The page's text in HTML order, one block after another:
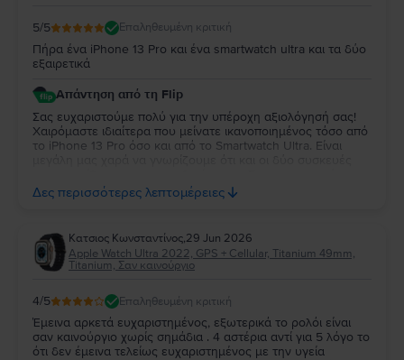
5/5 Επαληθευμένη κριτική
Πήρα ένα iPhone 13 Pro και ένα smartwatch ultra και τα δύο
εξαιρετικά
Απάντηση από τη Flip
Σας ευχαριστούμε πολύ για την υπέροχη αξιολόγησή σας!
Χαιρόμαστε ιδιαίτερα που μείνατε ικανοποιημένος τόσο από
το iPhone 13 Pro όσο και από το Smartwatch Ultra. Είναι
την εμπιστοσύνη σας και ευχόμαστε να τα χαρείτε και τα
Δες περισσότερες λεπτομέρειες
Κατσιος Κωνσταντίνος,29 Jun 2026
Apple Watch Ultra 2022, GPS + Cellular, Titanium 49mm,
Titanium, Σαν καινούργιο
4/5 Επαληθευμένη κριτική
Έμεινα αρκετά ευχαριστημένος, εξωτερικά το ρολόι είναι
σαν καινούργιο χωρίς σημάδια . 4 αστέρια αντί για 5 λόγο το
ότι δεν έμεινα τελείως ευχαριστημένος με την υγεία